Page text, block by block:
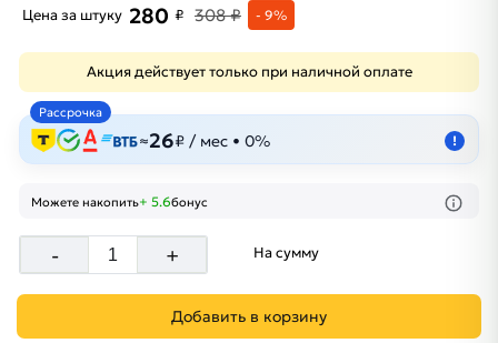
Цена за штуку 280 ₽ 308 ₽ - 9%
Акция действует только при наличной оплате
Рассрочка
≈26₽ / мес • 0% !
Можете накопить+ 5.6бонус
- + На сумму
Добавить в корзину